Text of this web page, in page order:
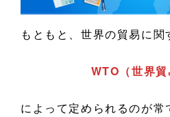
もともと、世界の貿易に関
WTO（世界貿
によって定められるのが常